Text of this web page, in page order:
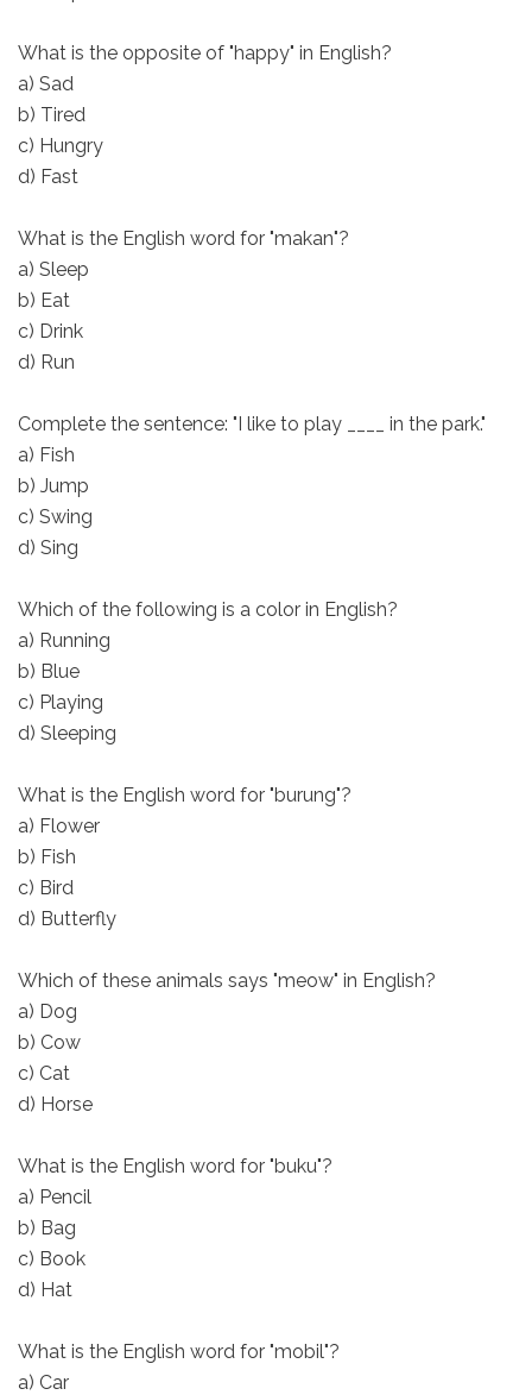
What is the opposite of "happy" in English?
a) Sad
b) Tired
c) Hungry
d) Fast
What is the English word for "makan"?
a) Sleep
b) Eat
c) Drink
d) Run
Complete the sentence: "I like to play ____ in the park."
a) Fish
b) Jump
c) Swing
d) Sing
Which of the following is a color in English?
a) Running
b) Blue
c) Playing
d) Sleeping
What is the English word for "burung"?
a) Flower
b) Fish
c) Bird
d) Butterfly
Which of these animals says "meow" in English?
a) Dog
b) Cow
c) Cat
d) Horse
What is the English word for "buku"?
a) Pencil
b) Bag
c) Book
d) Hat
What is the English word for "mobil"?
a) Car